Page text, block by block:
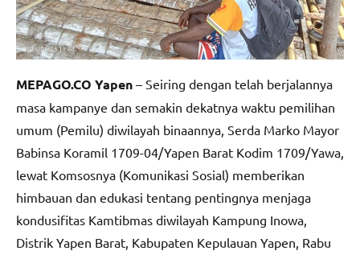
MEPAGO.CO Yapen – Seiring dengan telah berjalannya
masa kampanye dan semakin dekatnya waktu pemilihan
umum (Pemilu) diwilayah binaannya, Serda Marko Mayor
Babinsa Koramil 1709-04/Yapen Barat Kodim 1709/Yawa,
lewat Komsosnya (Komunikasi Sosial) memberikan
himbauan dan edukasi tentang pentingnya menjaga
kondusifitas Kamtibmas diwilayah Kampung Inowa,
Distrik Yapen Barat, Kabupaten Kepulauan Yapen, Rabu